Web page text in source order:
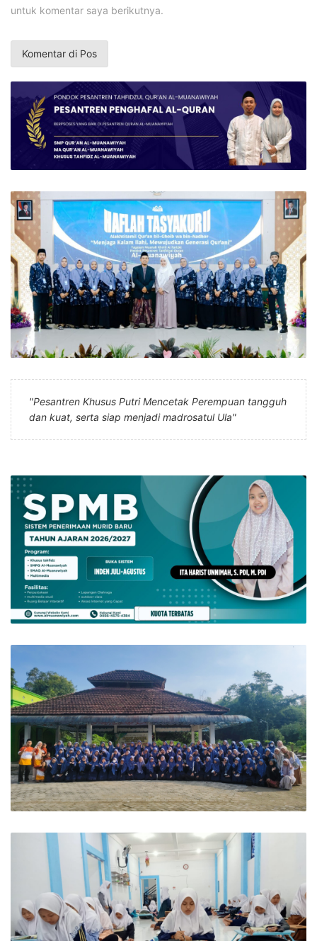
untuk komentar saya berikutnya.
"Pesantren Khusus Putri Mencetak Perempuan tangguh
dan kuat, serta siap menjadi madrosatul Ula"